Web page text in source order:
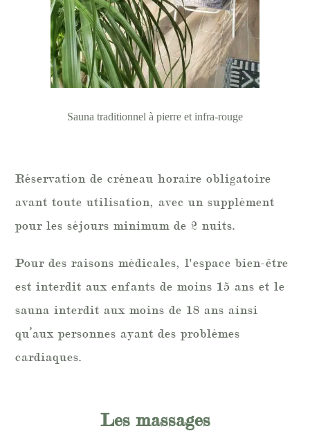
Sauna traditionnel à pierre et infra-rouge
Réservation de créneau horaire obligatoire
avant toute utilisation, avec un supplément
pour les séjours minimum de 2 nuits.
Pour des raisons médicales, l'espace bien-être
est interdit aux enfants de moins 15 ans et le
sauna interdit aux moins de 18 ans ainsi
qu’aux personnes ayant des problèmes
cardiaques.
Les massages